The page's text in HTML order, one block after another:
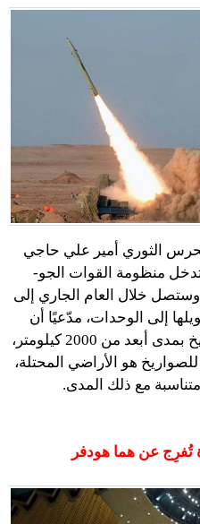
الثوري أمير علي حاجي
منظومة القوات الجو-
خلال العام الجاري إلى
إلى الوحدات، مدّعيًا أن
بلاده لا حاجة بها إلى إنتاج صواريخ بمدى أبعد من 2000 كيلومتر،
هو الأراضي المحتلة،
متناسبة مع ذلك المدى.
تُفرِج عن هما هودفر